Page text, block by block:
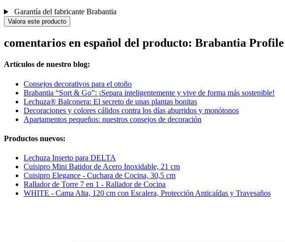
Garantía del fabricante Brabantia
Valora este producto
comentarios en español del producto: Brabantia
Artículos de nuestro blog:
Consejos decorativos para el otoño
Brabantia “Sort & Go”: ¡Separa inteligentemente y vive de forma más sostenible!
Lechuza® Balconera: El secreto de unas plantas bonitas
Decoraciones y colores cálidos contra los días aburridos y monótonos
Apartamentos pequeños: nuestros consejos de decoración
Productos nuevos:
Lechuza Inserto para DELTA
Cuisipro Mini Batidor de Acero Inoxidable, 21 cm
Cuisipro Elegance - Cuchara de Cocina, 30,5 cm
Rallador de Torre 7 en 1 - Rallador de Cocina
WHITE - Cama Alta, 120 cm con Escalera, Protección Anticaídas y Travesaños